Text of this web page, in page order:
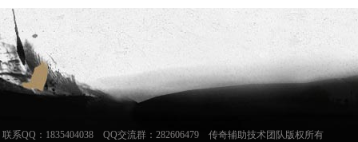
联系QQ：1835404038 QQ交流群：282606479 传奇辅助技术团队版权所有